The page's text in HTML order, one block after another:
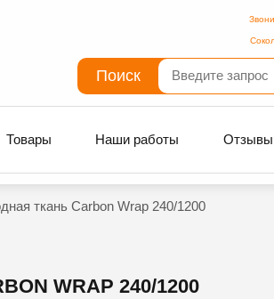
Поиск
Товары Наши работы Отзывы
ткань Carbon Wrap 240/1200
WRAP 240/1200